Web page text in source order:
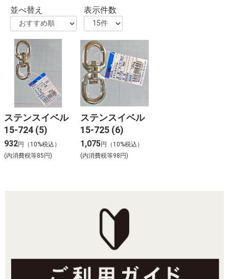
並べ替え
表示件数
ステンスイベル
15-724 (5)
932円（10%税込）
(内消費税等85円)
ステンスイベル
15-725 (6)
1,075円（10%税込）
(内消費税等98円)